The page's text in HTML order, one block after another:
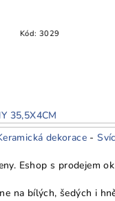
Kód: 3029
35,5X4CM
dekorace -
Eshop s prodejem
na bílých, šedých i